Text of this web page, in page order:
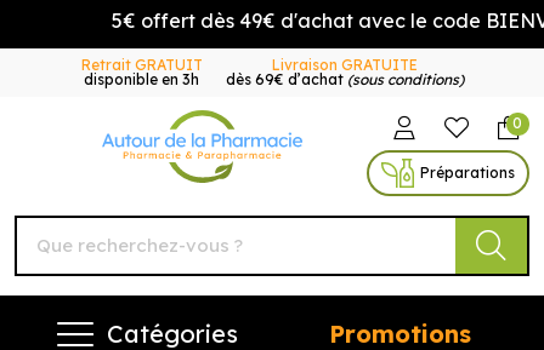
5€ offert dès 49€ d'achat avec le code
Retrait GRATUIT
disponible en 3h
Livraison GRATUITE
dès 69€ d’achat (sous conditions)
Autour de la Pharmacie
0
Préparations
Catégories Promotions